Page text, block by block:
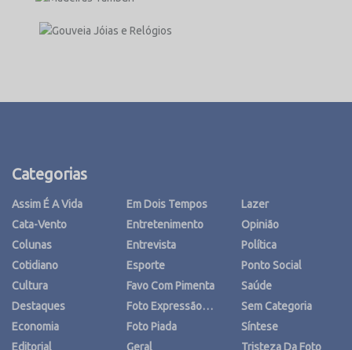
Categorias
Assim É A Vida
Cata-Vento
Colunas
Cotidiano
Cultura
Destaques
Economia
Editorial
Em Dois Tempos
Entretenimento
Entrevista
Esporte
Favo Com Pimenta
Foto Expressão…
Foto Piada
Geral
Lazer
Opinião
Política
Ponto Social
Saúde
Sem Categoria
Síntese
Tristeza Da Foto